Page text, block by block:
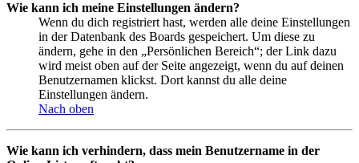
Wie kann ich meine Einstellungen ändern?
Wenn du dich registriert hast, werden alle deine Einstellungen
in der Datenbank des Boards gespeichert. Um diese zu
ändern, gehe in den „Persönlichen Bereich“; der Link dazu
wird meist oben auf der Seite angezeigt, wenn du auf deinen
Benutzernamen klickst. Dort kannst du alle deine
Einstellungen ändern.
Nach oben
Wie kann ich verhindern, dass mein Benutzername in der